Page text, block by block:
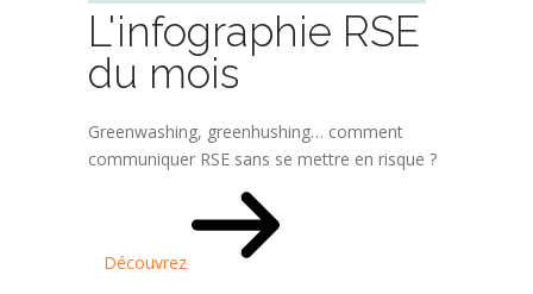
L'infographie RSE
du mois
Greenwashing, greenhushing… comment
communiquer RSE sans se mettre en risque ?
Découvrez